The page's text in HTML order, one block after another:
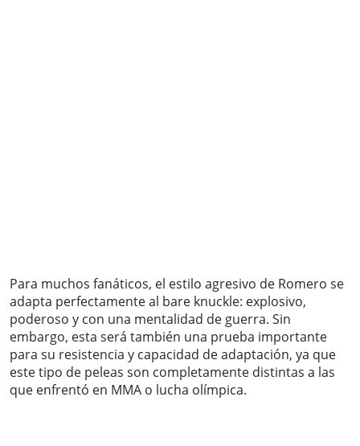
Para muchos fanáticos, el estilo agresivo de Romero se
adapta perfectamente al bare knuckle: explosivo,
poderoso y con una mentalidad de guerra. Sin
embargo, esta será también una prueba importante
para su resistencia y capacidad de adaptación, ya que
este tipo de peleas son completamente distintas a las
que enfrentó en MMA o lucha olímpica.